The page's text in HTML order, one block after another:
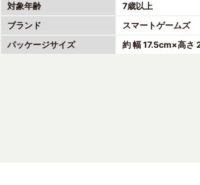
対象年齢
7歳以上
ブランド
スマートゲームズ
パッケージサイズ
約 幅 17.5cm×高